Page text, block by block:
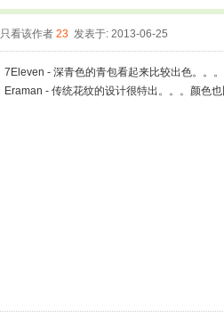
只看该作者 23 发表于: 2013-06-25
7Eleven - 深青色的青包看起来比较出色。。。
Eraman - 传统花纹的设计很特出。。。颜色